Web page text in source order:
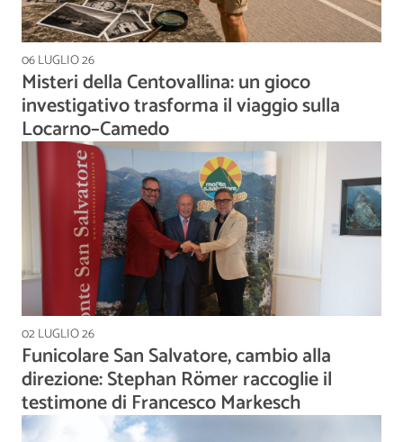
06 LUGLIO 26
Misteri della Centovallina: un gioco
investigativo trasforma il viaggio sulla
Locarno–Camedo
02 LUGLIO 26
Funicolare San Salvatore, cambio alla
direzione: Stephan Römer raccoglie il
testimone di Francesco Markesch